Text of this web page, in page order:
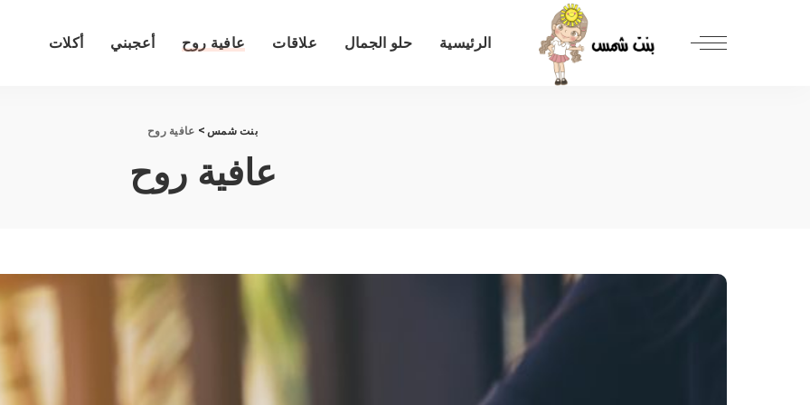
الرئيسية حلو الجمال علاقات عافية روح أعجبني أكلات
بنت شمس > عافية روح
عافية روح